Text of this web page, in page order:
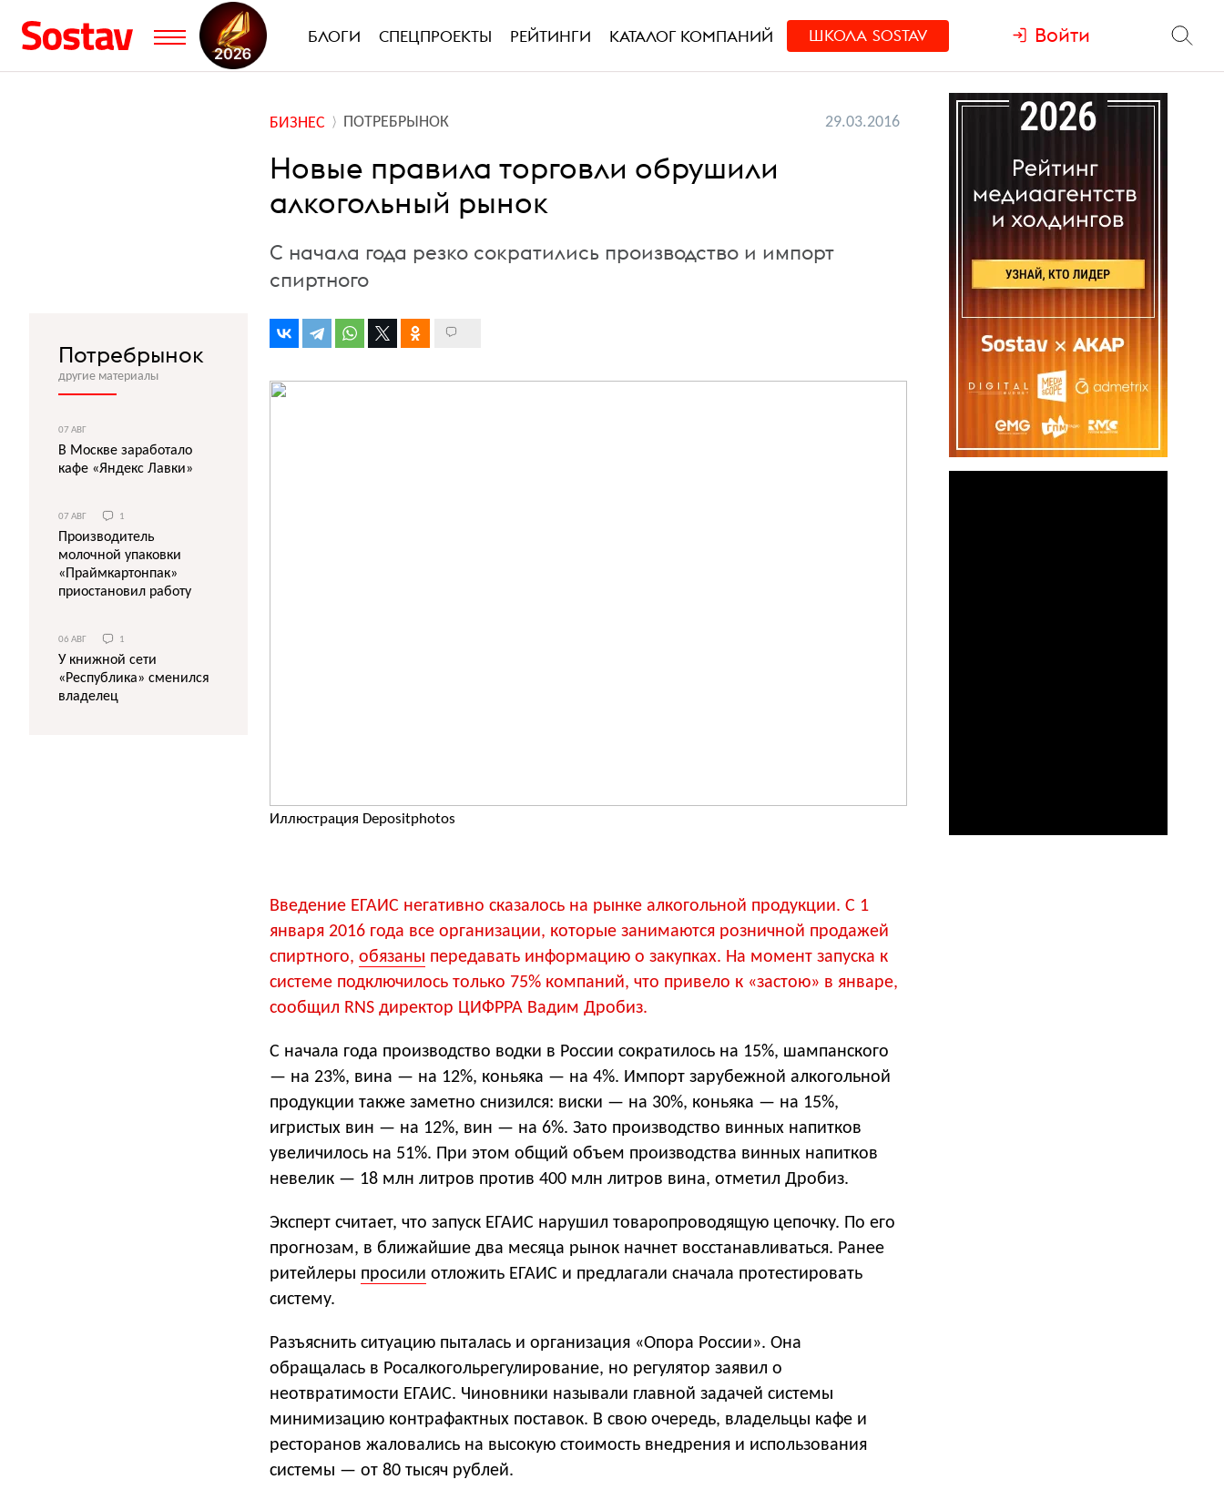
БЛОГИ СПЕЦПРОЕКТЫ РЕЙТИНГИ КАТАЛОГ КОМПАНИЙ ШКОЛА SOSTAV Войти
БИЗНЕС ПОТРЕБРЫНОК 29.03.2016
Новые правила торговли обрушили
алкогольный рынок
С начала года резко сократились производство и импорт
спиртного
Иллюстрация Depositphotos
Введение ЕГАИС негативно сказалось на рынке алкогольной продукции. С 1
января 2016 года все организации, которые занимаются розничной продажей
спиртного, обязаны передавать информацию о закупках. На момент запуска к
системе подключилось только 75% компаний, что привело к «застою» в январе,
сообщил RNS директор ЦИФРРА Вадим Дробиз.
С начала года производство водки в России сократилось на 15%, шампанского
— на 23%, вина — на 12%, коньяка — на 4%. Импорт зарубежной алкогольной
продукции также заметно снизился: виски — на 30%, коньяка — на 15%,
игристых вин — на 12%, вин — на 6%. Зато производство винных напитков
увеличилось на 51%. При этом общий объем производства винных напитков
невелик — 18 млн литров против 400 млн литров вина, отметил Дробиз.
Эксперт считает, что запуск ЕГАИС нарушил товаропроводящую цепочку. По его
прогнозам, в ближайшие два месяца рынок начнет восстанавливаться. Ранее
ритейлеры просили отложить ЕГАИС и предлагали сначала протестировать
систему.
Разъяснить ситуацию пыталась и организация «Опора России». Она
обращалась в Росалкогольрегулирование, но регулятор заявил о
неотвратимости ЕГАИС. Чиновники называли главной задачей системы
минимизацию контрафактных поставок. В свою очередь, владельцы кафе и
ресторанов жаловались на высокую стоимость внедрения и использования
системы — от 80 тысяч рублей.
Потребрынок
другие материалы
07 АВГ
В Москве заработало
кафе «Яндекс Лавки»
07 АВГ 1
Производитель
молочной упаковки
«Праймкартонпак»
приостановил работу
06 АВГ 1
У книжной сети
«Республика» сменился
владелец